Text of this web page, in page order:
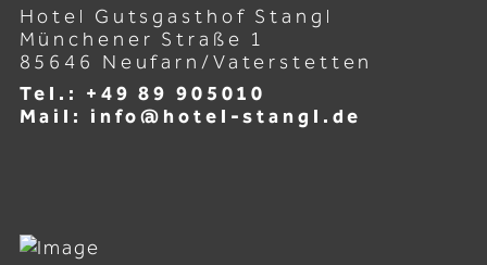
Hotel Gutsgasthof Stangl
Münchener Straße 1
85646 Neufarn/Vaterstetten
Tel.: +49 89 905010
Mail: info@hotel-stangl.de